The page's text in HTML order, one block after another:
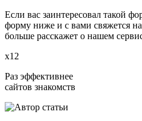
Если вас заинтересовал такой
форму ниже и с вами свяжется
больше расскажет о нашем
х12
Раз эффективнее
сайтов знакомств